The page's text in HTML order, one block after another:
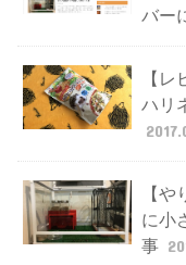
バー
【
ハリ
【
に小
事